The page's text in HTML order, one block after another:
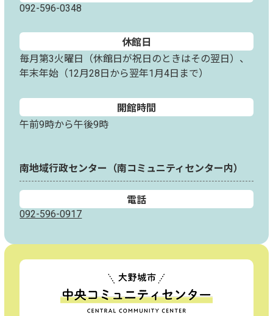
092-596-0348
休館日
毎月第3火曜日（休館日が祝日のときはその翌日）、
年末年始（12月28日から翌年1月4日まで）
開館時間
午前9時から午後9時
南地域行政センター（南コミュニティセンター内）
電話
092-596-0917